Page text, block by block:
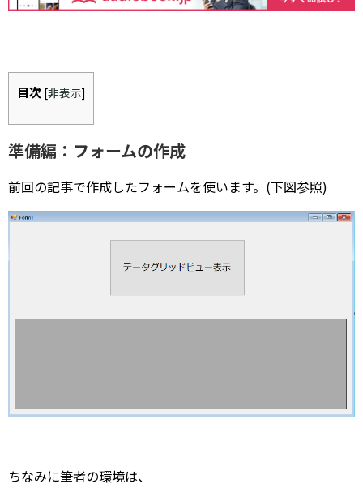
目次 [非表示]
準備編：フォームの作成
前回の記事で作成したフォームを使います。(下図参照)
ちなみに筆者の環境は、